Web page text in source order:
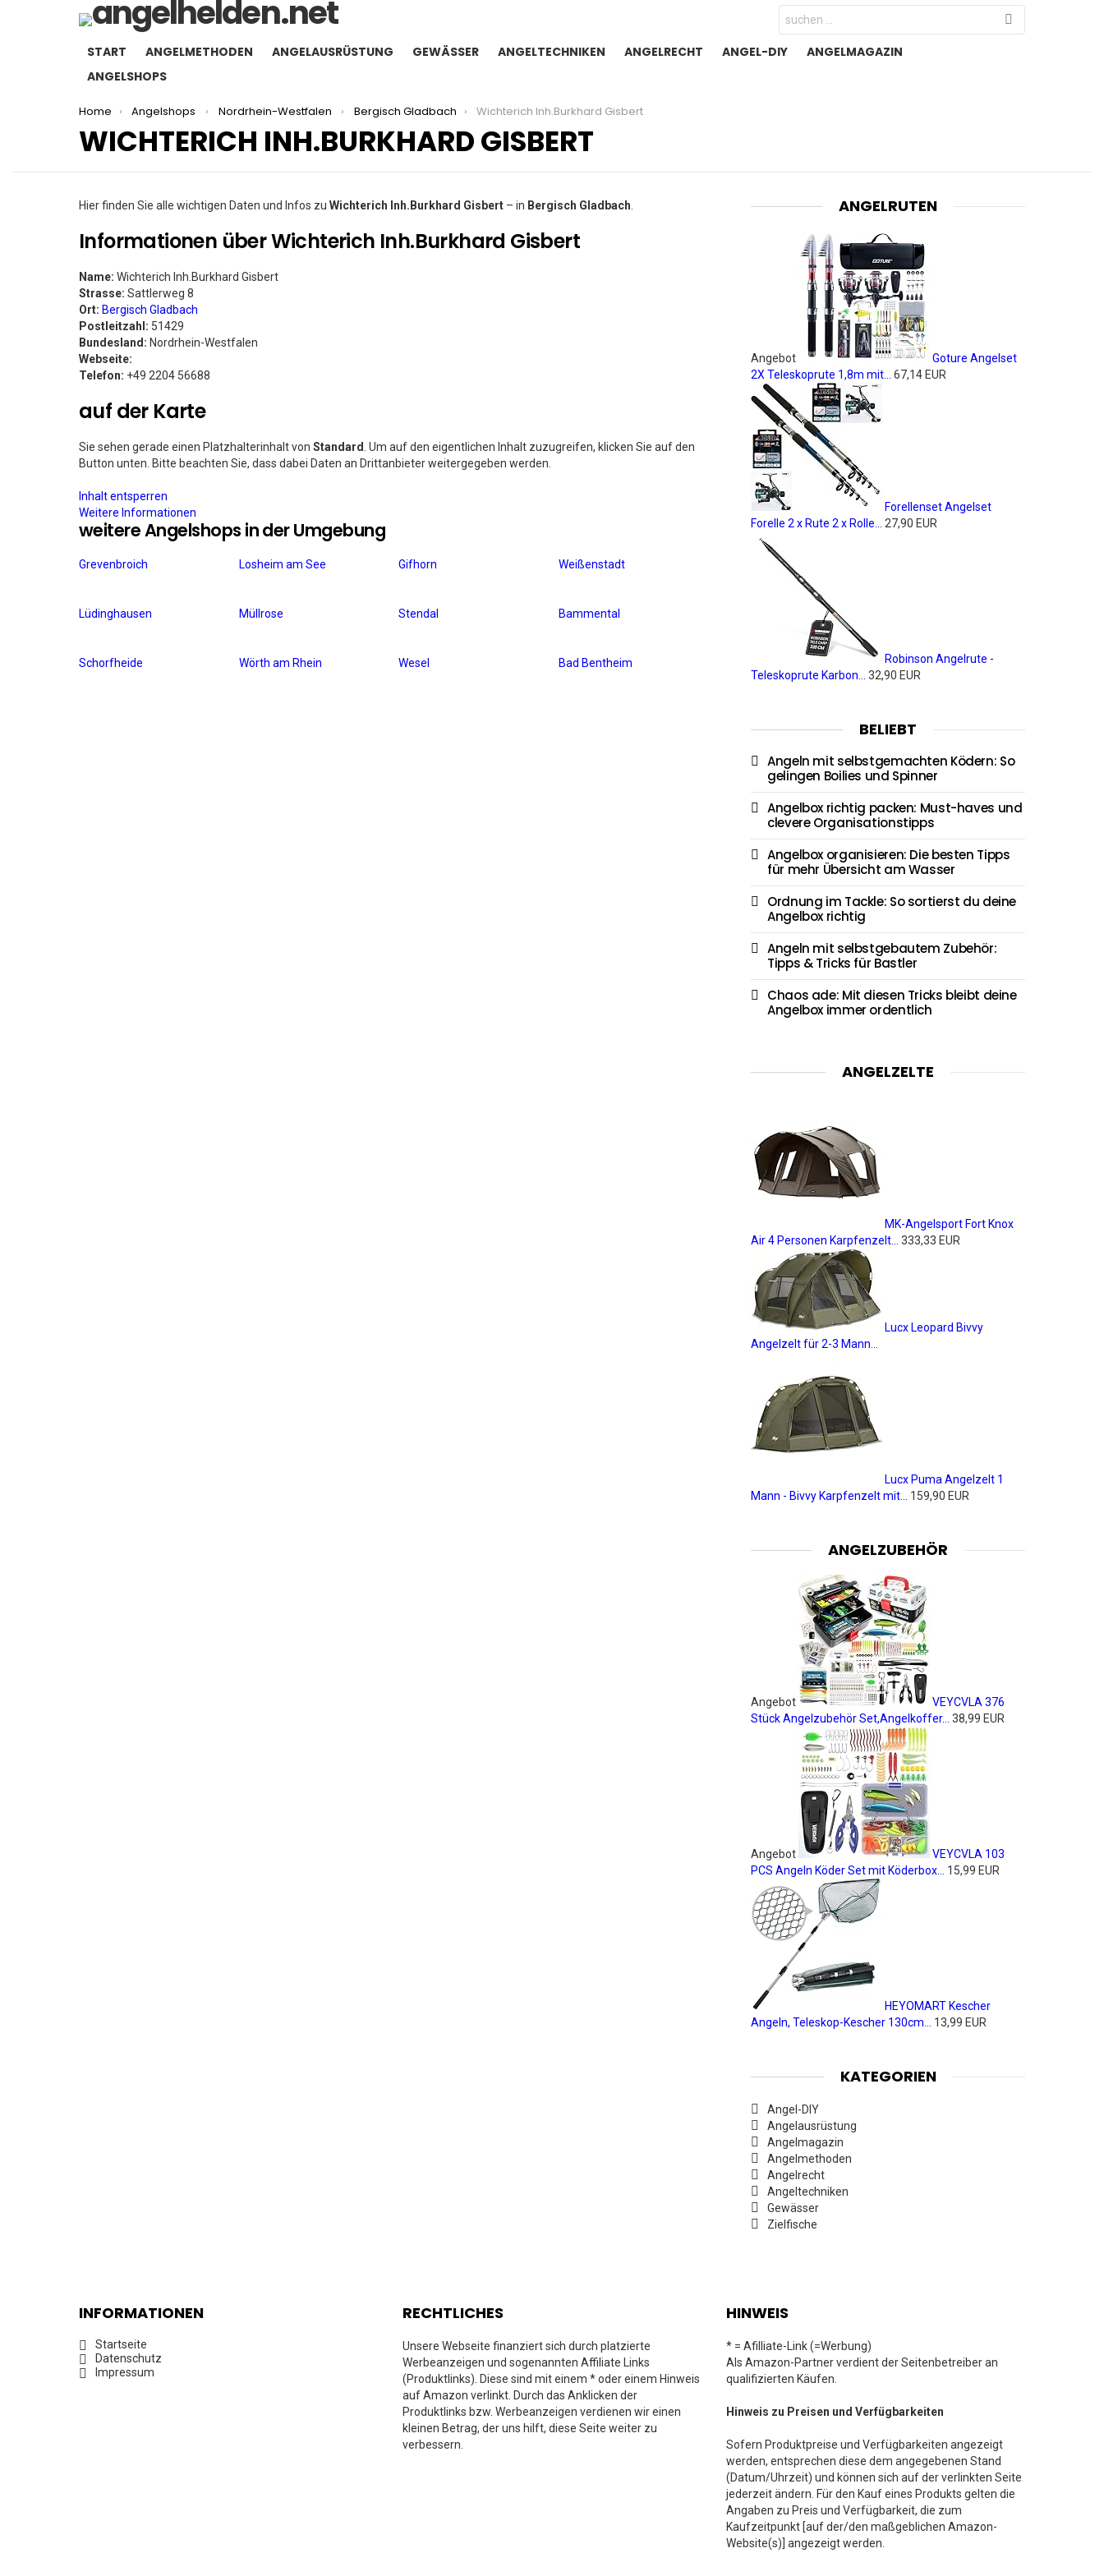
Search
for:
START ANGELMETHODEN ANGELAUSRÜSTUNG GEWÄSSER ANGELTECHNIKEN ANGELRECHT ANGEL-DIY
ANGELMAGAZIN
ANGELSHOPS
You are here:
Home Angelshops Nordrhein-Westfalen Bergisch Gladbach Wichterich Inh.Burkhard Gisbert
WICHTERICH INH.BURKHARD GISBERT
Hier finden Sie alle wichtigen Daten und Infos zu Wichterich Inh.Burkhard Gisbert – in Bergisch Gladbach
Informationen über Wichterich Inh.Burkhard Gisbert
Name: Wichterich Inh.Burkhard Gisbert
Strasse: Sattlerweg 8
Ort: Bergisch Gladbach
Postleitzahl: 51429
Bundesland: Nordrhein-Westfalen
Webseite:
Telefon: +49 2204 56688
auf der Karte
Sie sehen gerade einen Platzhalterinhalt von Standard . Um auf den eigentlichen Inhalt zuzugreifen, klicken Sie auf den
Button unten. Bitte beachten Sie, dass dabei Daten an Drittanbieter weitergegeben werden.
Inhalt entsperren
Weitere Informationen
weitere Angelshops in der Umgebung
Grevenbroich Losheim am See Gifhorn Weißenstadt
Lüdinghausen Müllrose Stendal Bammental
Schorfheide Wörth am Rhein Wesel Bad Bentheim
ANGELRUTEN
Angebot
Goture Angelset
2X Teleskoprute 1,8m mit...
67,14 EUR
Forellenset Angelset
Forelle 2 x Rute 2 x Rolle...
27,90 EUR
Robinson Angelrute -
Teleskoprute Karbon...
32,90 EUR
BELIEBT
Angeln mit selbstgemachten Ködern: So
gelingen Boilies und Spinner
Angelbox richtig packen: Must-haves und
clevere Organisationstipps
Angelbox organisieren: Die besten Tipps
für mehr Übersicht am Wasser
Ordnung im Tackle: So sortierst du deine
Angelbox richtig
Angeln mit selbstgebautem Zubehör:
Tipps & Tricks für Bastler
Chaos ade: Mit diesen Tricks bleibt deine
Angelbox immer ordentlich
ANGELZELTE
MK-Angelsport Fort Knox
Air 4 Personen Karpfenzelt...
333,33 EUR
Lucx Leopard Bivvy
Angelzelt für 2-3 Mann...
Lucx Puma Angelzelt 1
Mann - Bivvy Karpfenzelt mit...
159,90 EUR
ANGELZUBEHÖR
Angebot
VEYCVLA 376
Stück Angelzubehör Set,Angelkoffer...
38,99 EUR
Angebot
VEYCVLA 103
PCS Angeln Köder Set mit Köderbox...
15,99 EUR
HEYOMART Kescher
Angeln, Teleskop-Kescher 130cm...
13,99 EUR
KATEGORIEN
Angel-DIY
Angelausrüstung
Angelmagazin
Angelmethoden
Angelrecht
Angeltechniken
Gewässer
Zielfische
INFORMATIONEN
Startseite
Datenschutz
Impressum
RECHTLICHES
Unsere Webseite finanziert sich durch platzierte
Werbeanzeigen und sogenannten Affiliate Links
(Produktlinks). Diese sind mit einem * oder einem Hinweis
auf Amazon verlinkt. Durch das Anklicken der
Produktlinks bzw. Werbeanzeigen verdienen wir einen
kleinen Betrag, der uns hilft, diese Seite weiter zu
verbessern.
HINWEIS
* = Afilliate-Link (=Werbung)
Als Amazon-Partner verdient der Seitenbetreiber an
qualifizierten Käufen.
Hinweis zu Preisen und Verfügbarkeiten
Sofern Produktpreise und Verfügbarkeiten angezeigt
werden, entsprechen diese dem angegebenen Stand
(Datum/Uhrzeit) und können sich auf der verlinkten Seite
jederzeit ändern. Für den Kauf eines Produkts gelten die
Angaben zu Preis und Verfügbarkeit, die zum
Kaufzeitpunkt [auf der/den maßgeblichen Amazon-
Website(s)] angezeigt werden.